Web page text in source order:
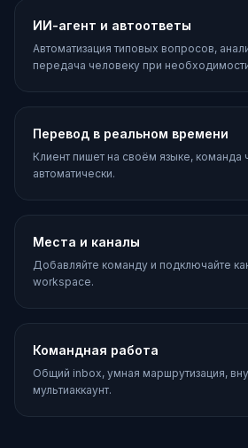
ИИ-агент и автоответы
Автоматизация типовых вопросов,
передача человеку при
Перевод в реальном времени
Клиент пишет на своём языке, команда
автоматически.
Места и каналы
Добавляйте команду и подключайте
workspace.
Командная работа
Общий inbox, умная маршрутизация,
мультиаккаунт.